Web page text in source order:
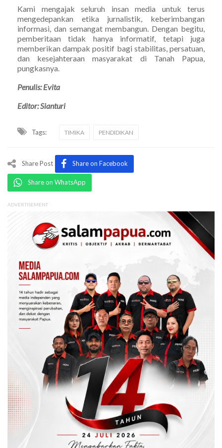
Kami mengajak seluruh insan media untuk terus
mengedepankan etika jurnalistik, keberimbangan
informasi, dan semangat membangun. Dengan begitu,
pemberitaan tidak hanya informatif, tetapi juga
memberikan dampak positif bagi stabilitas, persatuan,
dan kesejahteraan masyarakat di Tanah Papua,
pungkasnya.
Penulis: Evita
Editor: Sianturi
Tags: TIMIKA PENDIDIKAN
Share Post Share on Facebook
Share on WhatsApp
ADVERTISEMENT